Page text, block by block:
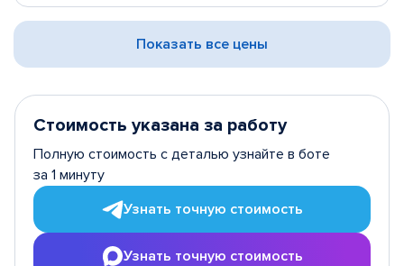
Показать все цены
Стоимость указана за работу
Полную стоимость с деталью узнайте в боте
за 1 минуту
Узнать точную стоимость
Узнать точную стоимость